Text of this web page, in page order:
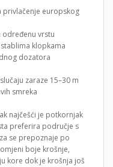
privlačenje europskog
određenu vrstu
klopkama
dozatora
zaraze 15–30 m
smreka
najčešći je potkornjak
preferira područje s
se prepoznaje po
boje krošnje,
kore dok je krošnja još